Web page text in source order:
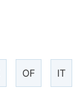
OF IT